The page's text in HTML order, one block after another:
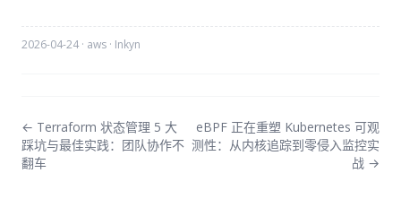
2026-04-24 · aws · Inkyn
← Terraform 状态管理 5 大
踩坑与最佳实践：团队协作不
翻车
eBPF 正在重塑 Kubernetes 可观
测性：从内核追踪到零侵入监控实
战 →